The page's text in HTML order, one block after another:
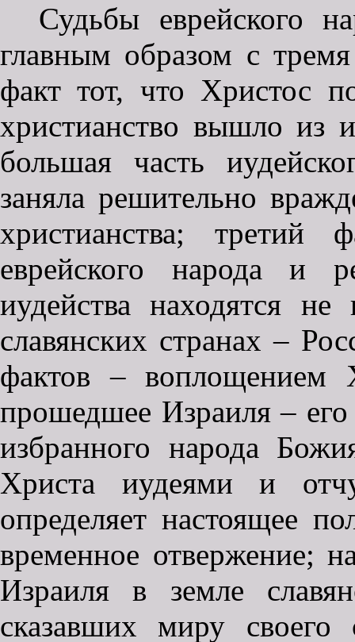
Судьбы еврейского
главным образом с
факт тот, что Христос
христианство вышло из
большая часть
заняла решительно
христианства; третий
еврейского народа и
иудейства находятся
славянских странах –
фактов – воплощением
прошедшее Израиля – его
избранного народа
Христа иудеями и
определяет настоящее
временное отвержение;
Израиля в земле
сказавших миру своего